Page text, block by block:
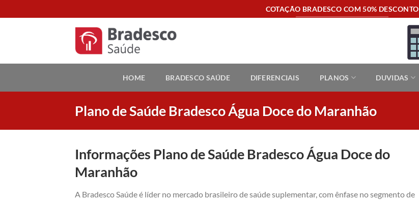
to
COTAÇÃO BRADESCO COM 50% DESCONTO
HOME BRADESCO SAÚDE DIFERENCIAIS PLANOS DUVIDAS
Plano de Saúde Bradesco Água Doce do Maranhão
Informações Plano de Saúde Bradesco Água Doce do
Maranhão
A Bradesco Saúde é líder no mercado brasileiro de saúde suplementar, com ênfase no segmento de